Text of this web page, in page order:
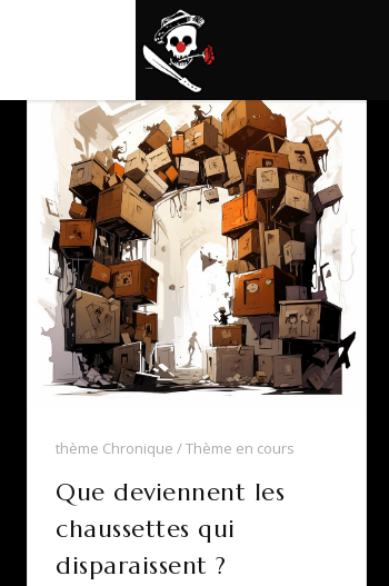
thème Chronique Thème en cours
Que deviennent les
chaussettes qui
disparaissent ?